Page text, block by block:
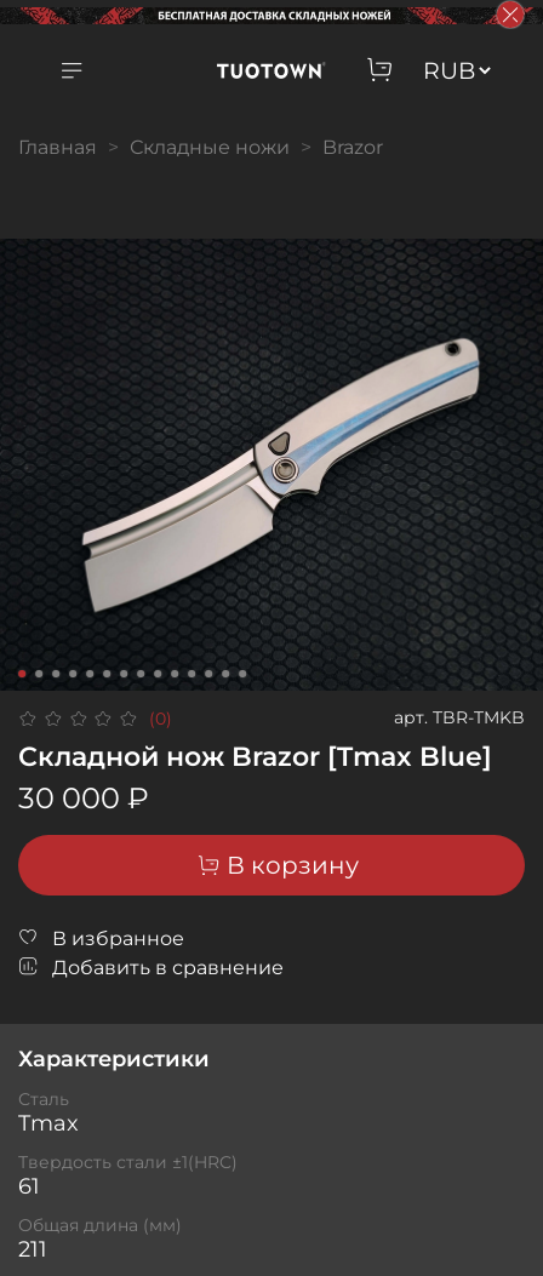
Главная Складные ножи Brazor
(0) арт. TBR-TMKB
Складной нож Brazor [Tmax Blue]
30 000 ₽
В корзину
В избранное
Добавить в сравнение
Характеристики
Сталь
Tmax
Твердость стали ±1(HRC)
61
Общая длина (мм)
211